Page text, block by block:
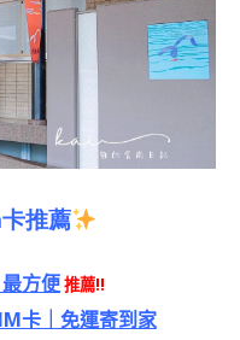
卡推薦
方便推薦!!
卡｜免運寄到家